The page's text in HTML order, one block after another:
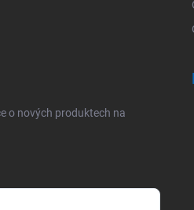
o nových produktech na